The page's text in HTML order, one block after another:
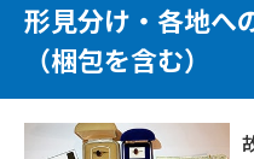
形見分け・各地へ
（梱包を含む）